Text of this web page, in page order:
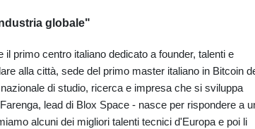
globale"
primo centro italiano dedicato a founder, talenti e
alla città, sede del primo master italiano in Bitcoin
di studio, ricerca e impresa che si sviluppa
lead di Blox Space - nasce per rispondere a
alcuni dei migliori talenti tecnici d'Europa e poi li